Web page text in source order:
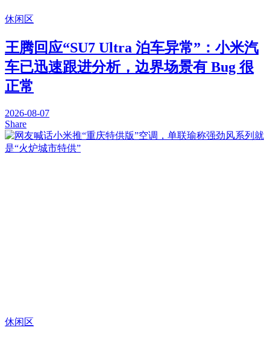
休闲区
王腾回应“SU7 Ultra 泊车异常”：小米汽
车已迅速跟进分析，边界场景有 Bug 很
正常
2026-08-07
Share
休闲区